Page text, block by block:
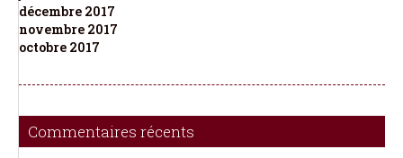
décembre 2017
novembre 2017
octobre 2017
Commentaires récents